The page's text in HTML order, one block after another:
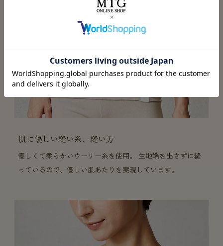
肌に優しい縫い糸、縫い方
優しくて柔らかいウーリー糸を使用。 生地端を出さずに縫
っているので、優しい肌あたりを実現しています。